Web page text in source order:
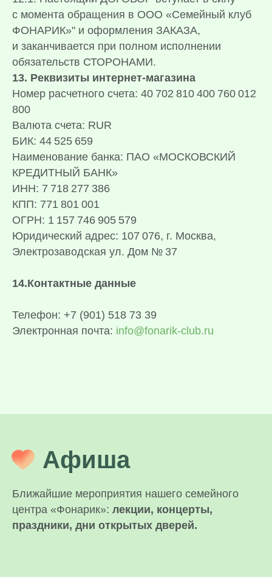
с момента обращения в ООО «Семейный клуб
ФОНАРИК»" и оформления ЗАКАЗА,
и заканчивается при полном исполнении
обязательств СТОРОНАМИ.
13. Реквизиты интернет-магазина
Номер расчетного счета: 40 702 810 400 760 012
800
Валюта счета: RUR
БИК: 44 525 659
Наименование банка: ПАО «МОСКОВСКИЙ
КРЕДИТНЫЙ БАНК»
ИНН: 7 718 277 386
КПП: 771 801 001
ОГРН: 1 157 746 905 579
Юридический адрес: 107 076, г. Москва,
Электрозаводская ул. Дом № 37
14.Контактные данные
Телефон: +7 (901) 518 73 39
Электронная почта: info@fonarik-club.ru
Афиша
Ближайшие мероприятия нашего семейного
центра «Фонарик»: лекции, концерты,
праздники, дни открытых дверей.